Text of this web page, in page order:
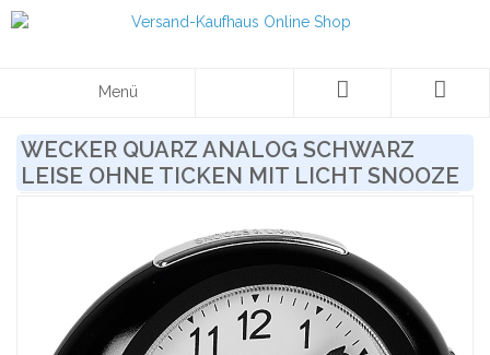
Menü
WECKER QUARZ ANALOG SCHWARZ
LEISE OHNE TICKEN MIT LICHT SNOOZE